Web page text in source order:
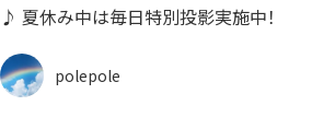
♪ 夏休み中は毎日特別投影実施中！
polepole